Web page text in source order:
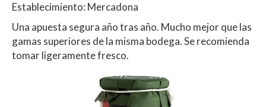
Establecimiento: Mercadona
Una apuesta segura año tras año. Mucho mejor que las
gamas superiores de la misma bodega. Se recomienda
tomar ligeramente fresco.